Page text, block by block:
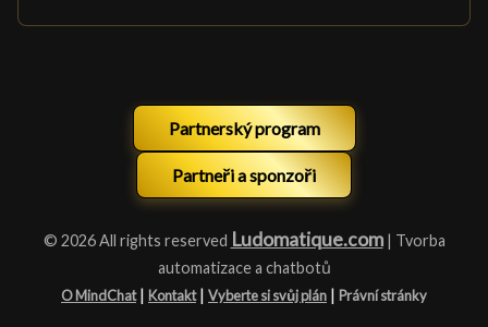
Partnerský program
Partneři a sponzoři
© 2026 All rights reserved Ludomatique.com| Tvorba
automatizace a chatbotů
O MindChat | Kontakt | Vyberte si svůj plán | Právní stránky